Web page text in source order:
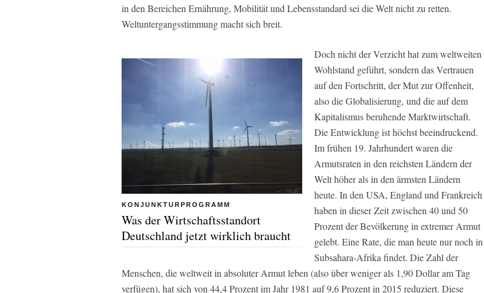
in den Bereichen Ernährung, Mobilität und Lebensstandard sei die Welt nicht zu retten.
Weltuntergangsstimmung macht sich breit.
KONJUNKTURPROGRAMM
Was der Wirtschaftsstandort
Deutschland jetzt wirklich braucht
Doch nicht der Verzicht hat zum weltweiten
Wohlstand geführt, sondern das Vertrauen
auf den Fortschritt, der Mut zur Offenheit,
also die Globalisierung, und die auf dem
Kapitalismus beruhende Marktwirtschaft.
Die Entwicklung ist höchst beeindruckend.
Im frühen 19. Jahrhundert waren die
Armutsraten in den reichsten Ländern der
Welt höher als in den ärmsten Ländern
heute. In den USA, England und Frankreich
haben in dieser Zeit zwischen 40 und 50
Prozent der Bevölkerung in extremer Armut
gelebt. Eine Rate, die man heute nur noch in
Subsahara-Afrika findet. Die Zahl der
Menschen, die weltweit in absoluter Armut leben (also über weniger als 1,90 Dollar am Tag
verfügen), hat sich von 44,4 Prozent im Jahr 1981 auf 9,6 Prozent in 2015 reduziert. Diese